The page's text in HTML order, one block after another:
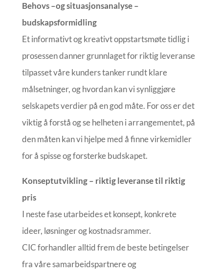
Behovs –og situasjonsanalyse –
budskapsformidling
Et informativt og kreativt oppstartsmøte tidlig i
prosessen danner grunnlaget for riktig leveranse
tilpasset våre kunders tanker rundt klare
målsetninger, og hvordan kan vi synliggjøre
selskapets verdier på en god måte. For oss er det
viktig å forstå og se helheten i arrangementet, på
den måten kan vi hjelpe med å finne virkemidler
for å spisse og forsterke budskapet.
Konseptutvikling – riktig leveranse til riktig
pris
I neste fase utarbeides et konsept, konkrete
ideer, løsninger og kostnadsrammer.
CIC forhandler alltid frem de beste betingelser
fra våre samarbeidspartnere og